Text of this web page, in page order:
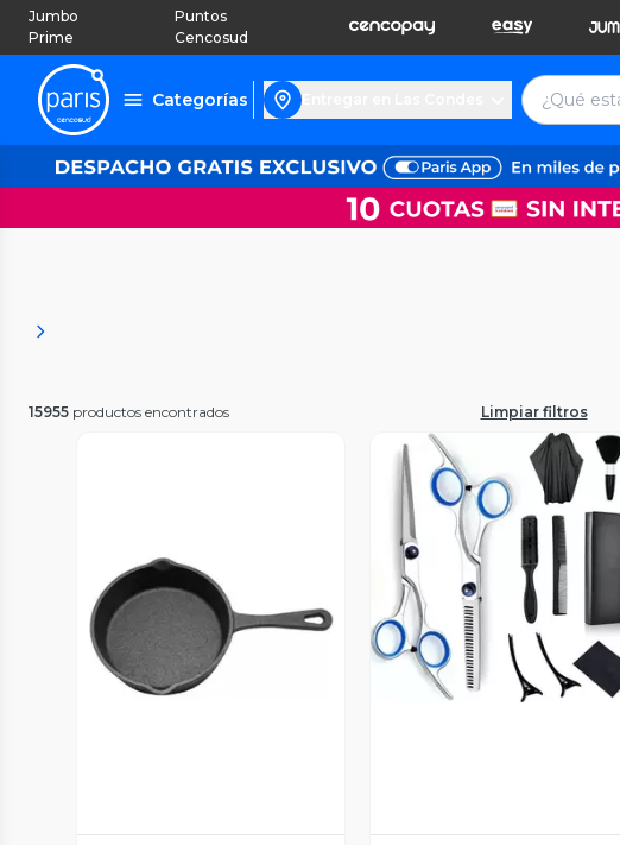
Jumbo
Prime
Puntos
Cencosud
Categorías
15955 productos encontrados Limpiar filtros
Vista Previa
Vista Previa